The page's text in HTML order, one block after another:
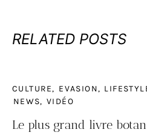
RELATED POSTS
CULTURE EVASION
NEWS
VIDÉO
Le plus grand livre